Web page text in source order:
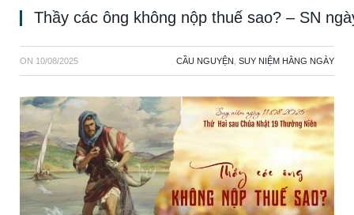
Thầy các ông không nộp thuế sao? – SN
ON 10/08/2025 CẦU NGUYỆN SUY NIỆM HẰNG NGÀY